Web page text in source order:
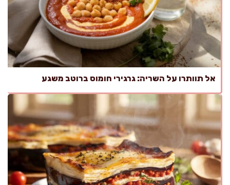
אל תוותרו על השריה: גרגירי חומוס ברוטב משגע